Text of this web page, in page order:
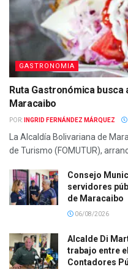
GASTRONOMIA
Ruta Gastronómica
Maracaibo
POR: INGRID FERNÁNDEZ MÁRQUEZ
La Alcaldía Bolivariana de
de Turismo (FOMUTUR),
Consejo
servidores
de Maracaibo
06/08/2026
Alcalde Di
trabajo entre
Contadores